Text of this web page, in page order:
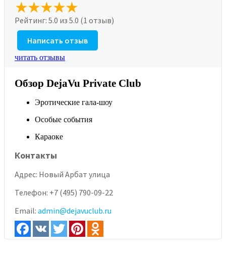
Рейтинг: 5.0 из 5.0 (1 отзыв)
Написать отзыв
читать отзывы
Обзор DejaVu Private Club
Эротические гала-шоу
Особые события
Караоке
Контакты
Адрес: Новый Арбат улица
Телефон: +7 (495) 790-09-22
Email: admin@dejavuclub.ru